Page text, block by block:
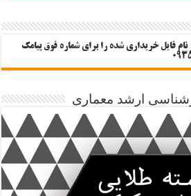
نام فایل خریداری شده را برای شماره فوق پیامک
ارشد معماری